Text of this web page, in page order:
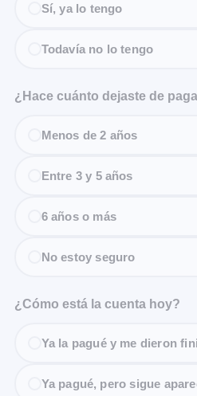
Sí, ya lo tengo
Todavía no lo tengo
¿Hace cuánto dejaste de
Menos de 2 años
Entre 3 y 5 años
6 años o más
No estoy seguro
¿Cómo está la cuenta hoy?
Ya la pagué y me dieron
Ya pagué, pero sigue